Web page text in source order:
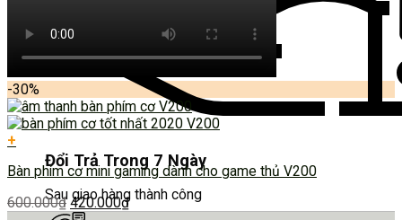
Đổi Trả Trong 7 Ngày
Sau giao hàng thành công
-30%
+
Bàn phím cơ mini gaming dành cho game thủ V200
600.000₫ 420.000₫